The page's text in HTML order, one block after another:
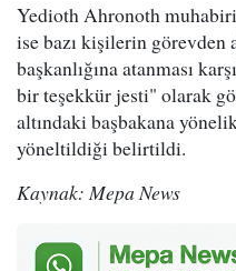
Yedioth Ahronoth
ise bazı kişilerin görevden
başkanlığına atanması
bir teşekkür jesti" olarak
altındaki başbakana
yöneltildiği belirtildi.
Kaynak: Mepa News